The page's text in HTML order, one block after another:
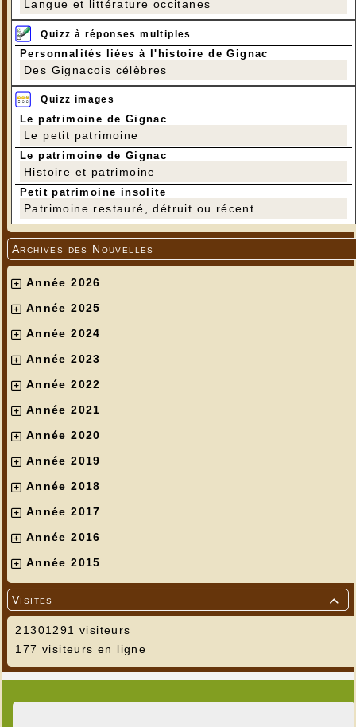
Langue et littérature occitanes
Quizz à réponses multiples
Personnalités liées à l'histoire de Gignac
Des Gignacois célèbres
Quizz images
Le patrimoine de Gignac
Le petit patrimoine
Le patrimoine de Gignac
Histoire et patrimoine
Petit patrimoine insolite
Patrimoine restauré, détruit ou récent
Archives des Nouvelles
Année 2026
Année 2025
Année 2024
Année 2023
Année 2022
Année 2021
Année 2020
Année 2019
Année 2018
Année 2017
Année 2016
Année 2015

Visites
21301291 visiteurs
177 visiteurs en ligne